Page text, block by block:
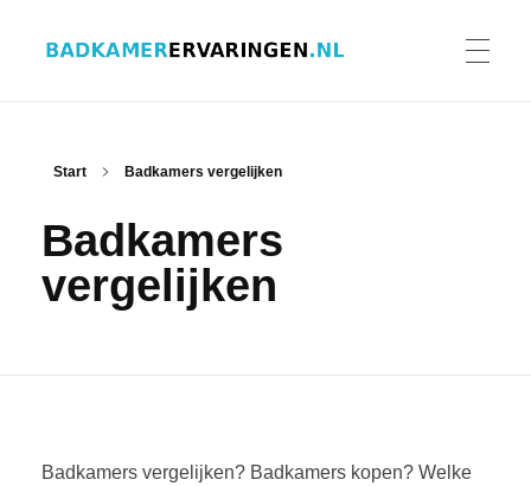
ERVARINGEN BADKAMERS
Start Badkamers vergelijken
Badkamers
vergelijken
Badkamers vergelijken? Badkamers kopen? Welke